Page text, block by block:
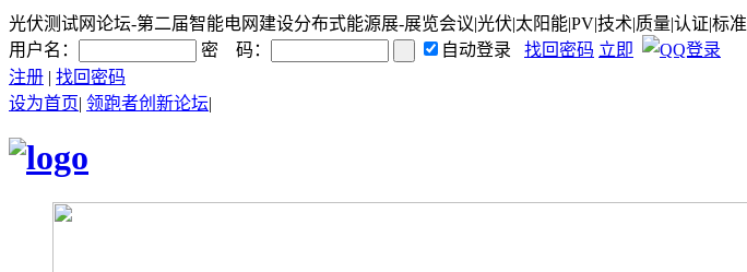
光伏测试网论坛-第二届智能电网建设分布式能源展-展览会议|光伏|太阳能|PV|技术|质量|认证|标准
用户名：
密 码： 自动登录 找回密码 立即
注册 | 找回密码
设为首页| 领跑者创新论坛|